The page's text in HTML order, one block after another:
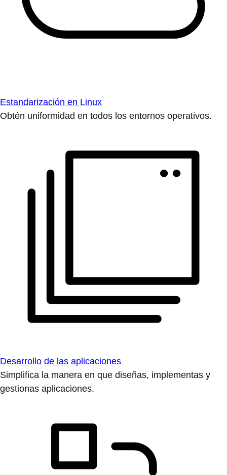
Estandarización en Linux
Obtén uniformidad en todos los entornos operativos.
Desarrollo de las aplicaciones
Simplifica la manera en que diseñas, implementas y
gestionas aplicaciones.